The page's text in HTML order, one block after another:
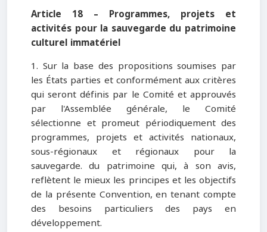
Article 18 – Programmes, projets et
activités pour la sauvegarde du patrimoine
culturel immatériel
1. Sur la base des propositions soumises par
les États parties et conformément aux critères
qui seront définis par le Comité et approuvés
par l'Assemblée générale, le Comité
sélectionne et promeut périodiquement des
programmes, projets et activités nationaux,
sous-régionaux et régionaux pour la
sauvegarde. du patrimoine qui, à son avis,
reflètent le mieux les principes et les objectifs
de la présente Convention, en tenant compte
des besoins particuliers des pays en
développement.